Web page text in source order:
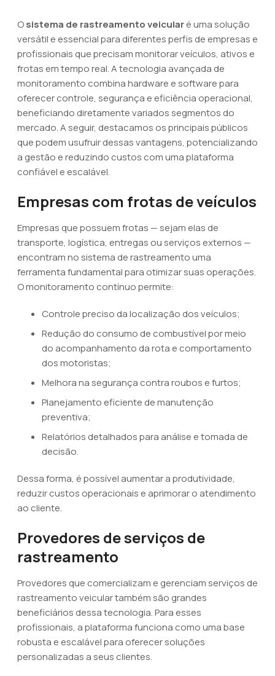
Osistema de rastreamento veicularé uma solução
versátil e essencial para diferentes perfis de empresas e
profissionais que precisam monitorar veículos, ativos e
frotas em tempo real. A tecnologia avançada de
monitoramento combina hardware e software para
oferecer controle, segurança e eficiência operacional,
beneficiando diretamente variados segmentos do
mercado. A seguir, destacamos os principais públicos
que podem usufruir dessas vantagens, potencializando
a gestão e reduzindo custos com uma plataforma
confiável e escalável.
Empresas com frotas de veículos
Empresas que possuem frotas — sejam elas de
transporte, logística, entregas ou serviços externos —
encontram no sistema de rastreamento uma
ferramenta fundamental para otimizar suas operações.
O monitoramento contínuo permite:
Controle preciso da localização dos veículos;
Redução do consumo de combustível por meio
do acompanhamento da rota e comportamento
dos motoristas;
Melhora na segurança contra roubos e furtos;
Planejamento eficiente de manutenção
preventiva;
Relatórios detalhados para análise e tomada de
decisão.
Dessa forma, é possível aumentar a produtividade,
reduzir custos operacionais e aprimorar o atendimento
ao cliente.
Provedores de serviços de
rastreamento
Provedores que comercializam e gerenciam serviços de
rastreamento veicular também são grandes
beneficiários dessa tecnologia. Para esses
profissionais, a plataforma funciona como uma base
robusta e escalável para oferecer soluções
personalizadas a seus clientes.